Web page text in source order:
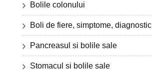
Bolile colonului
Boli de fiere, simptome, diagnostic
Pancreasul si bolile sale
Stomacul si bolile sale